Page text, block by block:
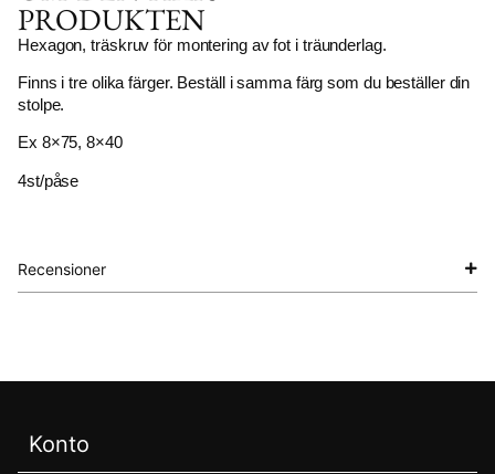
PRODUKTEN
Hexagon, träskruv för montering av fot i träunderlag.
Finns i tre olika färger. Beställ i samma färg som du beställer din
stolpe.
Ex 8×75, 8×40
4st/påse
Recensioner
Konto